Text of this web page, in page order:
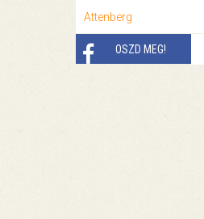
Attenberg
OSZD MEG!